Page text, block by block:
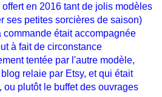
en 2016 tant de jolis modèles
ses petites sorcières de saison)
commande était accompagnée
à fait de circonstance
tentée par l'autre modèle,
relaie par Etsy, et qui était
ou plutôt le buffet des ouvrages